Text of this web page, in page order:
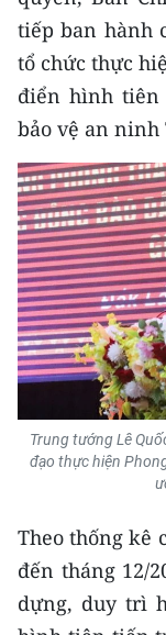
MUA BÁO
ĐỌC BÁO IN
ENGLISH
中文
FRANÇAIS
РУССКИЙ
ESPAÑOL
한국어
tiếp ban hành
tổ chức thực
điển hình tiên
bảo vệ an ninh
Trung tướng Lê
đạo thực hiện
Theo thống kê
đến tháng 12/
dựng, duy trì